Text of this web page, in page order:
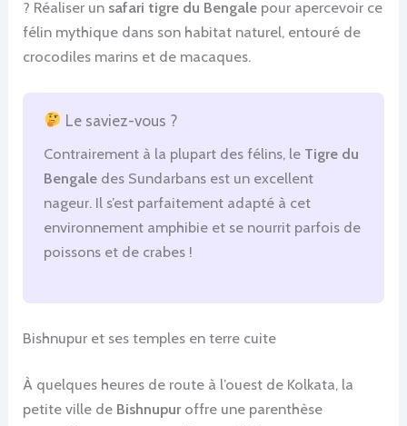
? Réaliser un safari tigre du Bengale pour apercevoir ce
félin mythique dans son habitat naturel, entouré de
crocodiles marins et de macaques.
Le saviez-vous ?
Contrairement à la plupart des félins, le Tigre du
Bengale des Sundarbans est un excellent
nageur. Il s’est parfaitement adapté à cet
environnement amphibie et se nourrit parfois de
poissons et de crabes !
Bishnupur et ses temples en terre cuite
À quelques heures de route à l’ouest de Kolkata, la
petite ville de Bishnupuroffre une parenthèse